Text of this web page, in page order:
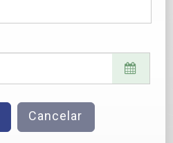
Cancelar